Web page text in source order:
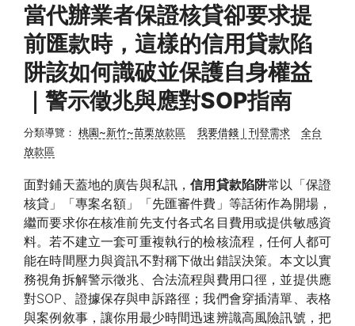
當代辦業者保證核貸卻要求提
前匯款時，這樣的信用貸款陷
阱該如何識破並保護自身權益
｜警示徵兆與應對SOP指南
分類導覽： 桃園~新竹~苗栗放款區 我要借錢｜刊登需求
全台
放款區
面對鋪天蓋地的廣告與私訊，信用貸款陷阱常以「保證
核貸」「專案名額」「先匯審件費」等話術作為開場，
繼而要求你在核准前先支付各式名目費用或提供敏感資
料。若不建立一套可重複執行的檢核流程，任何人都可
能在時間壓力與資訊不對稱下做出錯誤決策。本文以實
務視角拆解警示徵兆、合法流程與費用口徑，並提供應
對SOP、證據保存與申訴路徑；我們會穿插清單、表格
與案例敘事，讓你用最少時間迅速辨識高風險訊號，把